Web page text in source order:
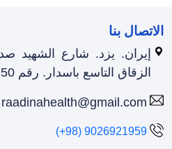
الاتصال بنا
إيران. يزد. شارع الشهيد
الزقاق التاسع باسدار. رقم 50
raadinahealth@gmail.com
(+98) 9026921959